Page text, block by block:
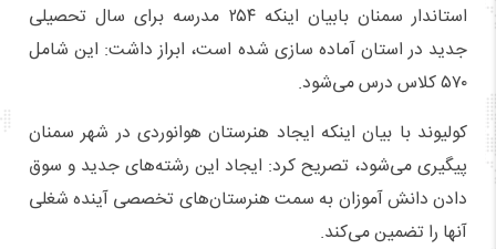
استاندار سمنان بابیان اینکه ۲۵۴ مدرسه برای سال تحصیلی
جدید در استان آماده سازی شده است، ابراز داشت: این شامل
۵۷۰ کلاس درس می‌شود.
کولیوند با بیان اینکه ایجاد هنرستان هوانوردی در شهر سمنان
پیگیری می‌شود، تصریح کرد: ایجاد این رشته‌های جدید و سوق
دادن دانش آموزان به سمت هنرستان‌های تخصصی آینده شغلی
آنها را تضمین می‌کند.